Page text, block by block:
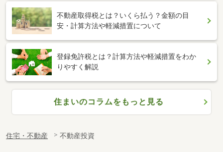
不動産取得税とは？いくら払う？金額の目
安・計算方法や軽減措置について
登録免許税とは？計算方法や軽減措置をわか
りやすく解説
住まいのコラムをもっと見る
住宅・不動産 不動産投資